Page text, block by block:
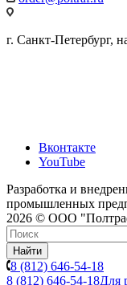
г. Санкт-Петербург,
Вконтакте
YouTube
Разработка и
промышленных
2026 © ООО
Найти
8 (812) 646-54-18
8 (812) 646-54-18Для